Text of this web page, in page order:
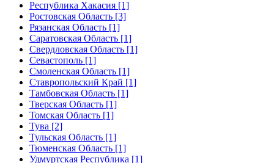
Республика Хакасия [1]
Ростовская Область [3]
Рязанская Область [1]
Саратовская Область [1]
Свердловская Область [1]
Севастополь [1]
Смоленская Область [1]
Ставропольский Край [1]
Тамбовская Область [1]
Тверская Область [1]
Томская Область [1]
Тува [2]
Тульская Область [1]
Тюменская Область [1]
Удмуртская Республика [1]